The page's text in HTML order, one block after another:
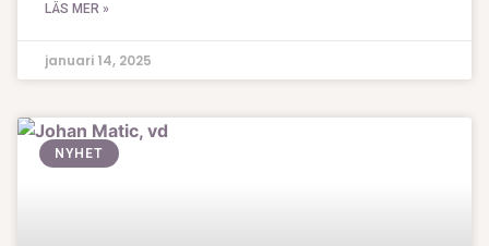
LÄS MER »
januari 14, 2025
NYHET